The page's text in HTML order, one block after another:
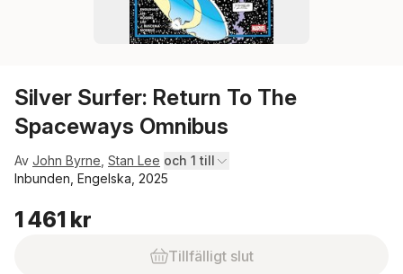
Silver Surfer: Return To The
Spaceways Omnibus
Av John Byrne Stan Lee och 1 till
Inbunden, Engelska, 2025
1 461 kr
Tillfälligt slut